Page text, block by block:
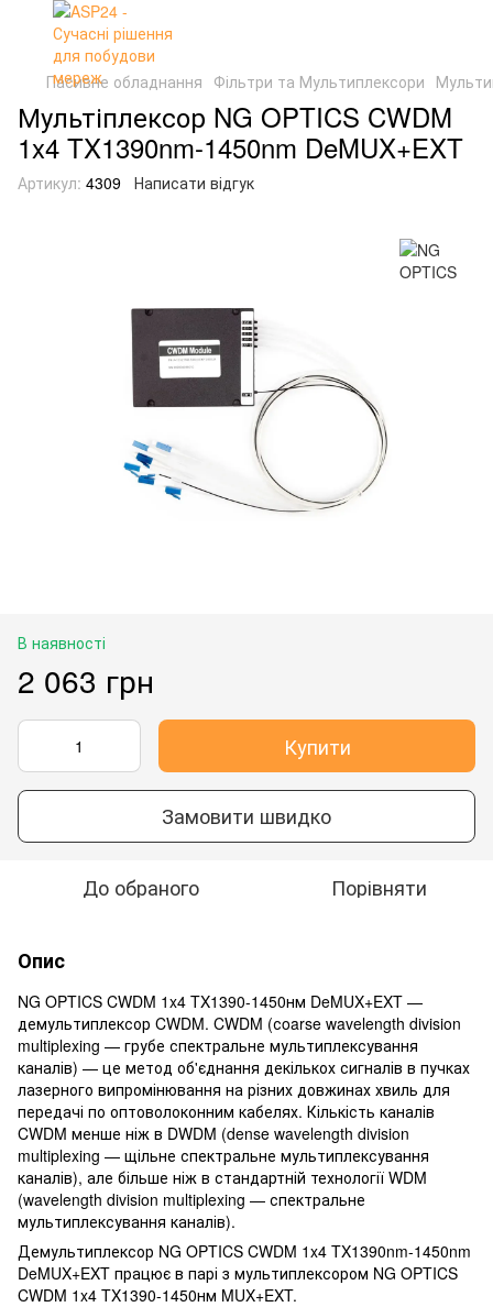
Пасивне обладнання Фільтри та Мультиплексори
Мультіплексор NG OPTICS CWDM
1x4 TX1390nm-1450nm DeMUX+EXT
Артикул: 4309 Написати відгук
В наявності
2 063 грн
Купити
Замовити швидко
До обраного Порівняти
Опис
NG OPTICS CWDM 1x4 TX1390-1450нм DeMUX+EXT —
демультиплексор CWDM. CWDM (сoarse wavelength division
multiplexing — грубе спектральне мультиплексування
каналів) — це метод об'єднання декількох сигналів в пучках
лазерного випромінювання на різних довжинах хвиль для
передачі по оптоволоконним кабелях. Кількість каналів
CWDM менше ніж в DWDM (dense wavelength division
multiplexing — щільне спектральне мультиплексування
каналів), але більше ніж в стандартній технології WDM
(wavelength division multiplexing — спектральне
мультиплексування каналів).
Демультиплексор NG OPTICS CWDM 1x4 TX1390nm-1450nm
DeMUX+EXT працює в парі з мультиплексором NG OPTICS
CWDM 1x4 TX1390-1450нм MUX+EXT.